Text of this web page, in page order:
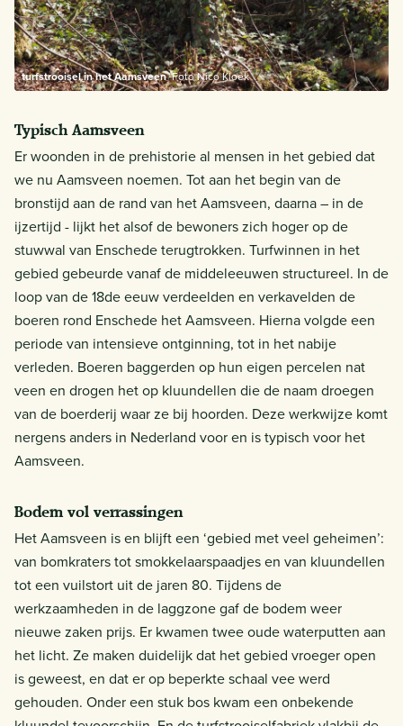
turfstrooisel in het AamsveenFoto Nico Kloek
Typisch Aamsveen
Er woonden in de prehistorie al mensen in het gebied dat
we nu Aamsveen noemen. Tot aan het begin van de
bronstijd aan de rand van het Aamsveen, daarna – in de
ijzertijd - lijkt het alsof de bewoners zich hoger op de
stuwwal van Enschede terugtrokken. Turfwinnen in het
gebied gebeurde vanaf de middeleeuwen structureel. In de
loop van de 18de eeuw verdeelden en verkavelden de
boeren rond Enschede het Aamsveen. Hierna volgde een
periode van intensieve ontginning, tot in het nabije
verleden. Boeren baggerden op hun eigen percelen nat
veen en drogen het op kluundellen die de naam droegen
van de boerderij waar ze bij hoorden. Deze werkwijze komt
nergens anders in Nederland voor en is typisch voor het
Aamsveen.
Bodem vol verrassingen
Het Aamsveen is en blijft een ‘gebied met veel geheimen’:
van bomkraters tot smokkelaarspaadjes en van kluundellen
tot een vuilstort uit de jaren 80. Tijdens de
werkzaamheden in de laggzone gaf de bodem weer
nieuwe zaken prijs. Er kwamen twee oude waterputten aan
het licht. Ze maken duidelijk dat het gebied vroeger open
is geweest, en dat er op beperkte schaal vee werd
gehouden. Onder een stuk bos kwam een onbekende